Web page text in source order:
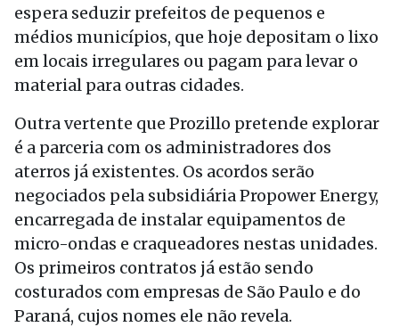
espera seduzir prefeitos de pequenos e
médios municípios, que hoje depositam o lixo
em locais irregulares ou pagam para levar o
material para outras cidades.
Outra vertente que Prozillo pretende explorar
é a parceria com os administradores dos
aterros já existentes. Os acordos serão
negociados pela subsidiária Propower Energy,
encarregada de instalar equipamentos de
micro-ondas e craqueadores nestas unidades.
Os primeiros contratos já estão sendo
costurados com empresas de São Paulo e do
Paraná, cujos nomes ele não revela.